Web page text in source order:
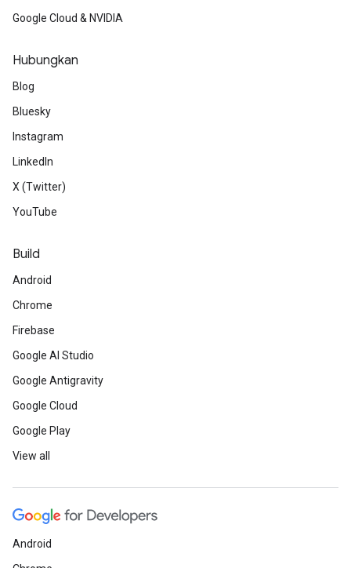
Google Cloud & NVIDIA
Hubungkan
Blog
Bluesky
Instagram
LinkedIn
X (Twitter)
YouTube
Build
Android
Chrome
Firebase
Google AI Studio
Google Antigravity
Google Cloud
Google Play
View all
Android